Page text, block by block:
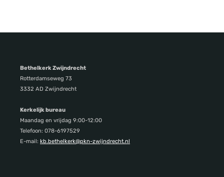
Bethelkerk Zwijndrecht
Rotterdamseweg 73
3332 AD Zwijndrecht
Kerkelijk bureau
Maandag en vrijdag 9:00-12:00
Telefoon: 078-6197529
E-mail: kb.bethelkerk@pkn-zwijndrecht.nl